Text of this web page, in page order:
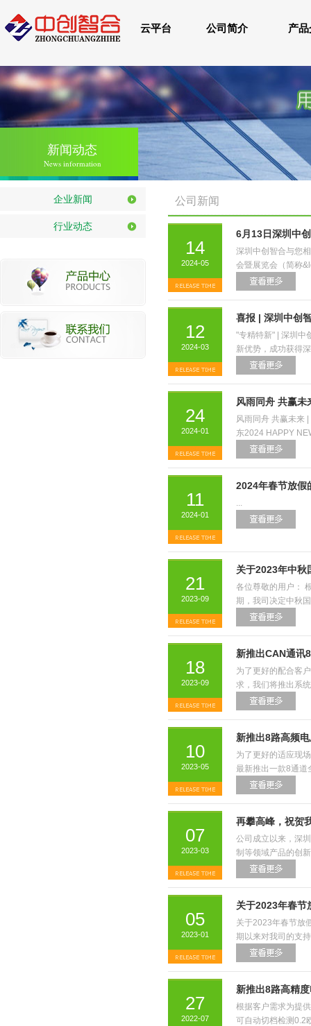
云平台 公司简介 产
新闻动态
News information
企业新闻
行业动态
公司新闻
14
2024-05
6月13日深圳中
深圳中创智合与您
会暨展览会（简称
12
2024-03
喜报 | 深圳中创
"专精特新" | 深圳中
新优势，成功获得
24
2024-01
风雨同舟 共赢
风雨同舟 共赢未来
东2024 HAPPY
11
2024-01
2024年春节放假
...
21
2023-09
关于2023年中秋
各位尊敬的用户：
期，我司决定中秋
18
2023-09
新推出CAN通讯
为了更好的配合客
求，我们将推出系
10
2023-05
新推出8路高频
为了更好的适应现
最新推出一款8通道
07
2023-03
再攀高峰，祝贺
公司成立以来，深
制等领域产品的创
05
2023-01
关于2023年春节
关于2023年春节放
期以来对我司的支
27
2022-07
新推出8路高精
根据客户需求为提
可自动切档检测0.2